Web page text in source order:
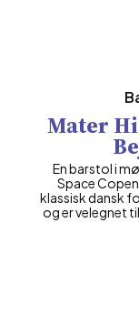
Mater
En barstol i
Space
klassisk dansk
og er velegnet